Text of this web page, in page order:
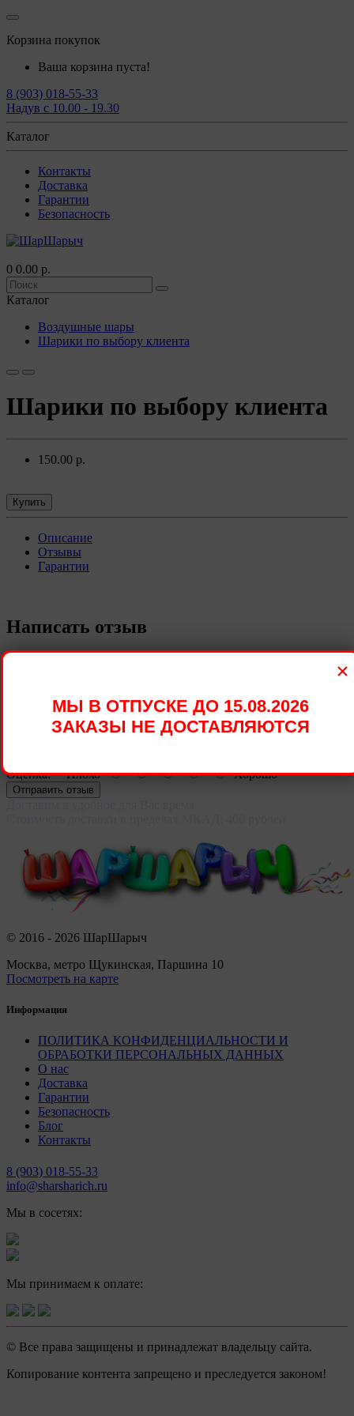
Корзина покупок
Ваша корзина пуста!
8 (903) 018-55-33
Надув с 10.00 - 19.30
Каталог
Контакты
Доставка
Гарантии
Безопасность
0 0.00 р.
Каталог
Воздушные шары
Шарики по выбору клиента
Шарики по выбору клиента
150.00 р.
Купить
Описание
Отзывы
Гарантии
Написать отзыв
Ваш отзыв:
Оценка:Плохо Хорошо
Отправить отзыв
© 2016 - 2026 ШарШарыч
Москва, метро Щукинская, Паршина 10
Посмотреть на карте
Информация
ПОЛИТИКА КОНФИДЕНЦИАЛЬНОСТИ И
ОБРАБОТКИ ПЕРСОНАЛЬНЫХ ДАННЫХ
О нас
Доставка
Гарантии
Безопасность
Блог
Контакты
8 (903) 018-55-33
info@sharsharich.ru
Мы в сосетях:
Мы принимаем к оплате:
© Все права защищены и принадлежат владельцу сайта.
Копирование контента запрещено и преследуется законом!
×
МЫ В ОТПУСКЕ ДО 15.08.2026
ЗАКАЗЫ НЕ ДОСТАВЛЯЮТСЯ